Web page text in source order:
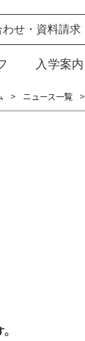
わせ・資料請求
入学案内
> ニュース一覧 >